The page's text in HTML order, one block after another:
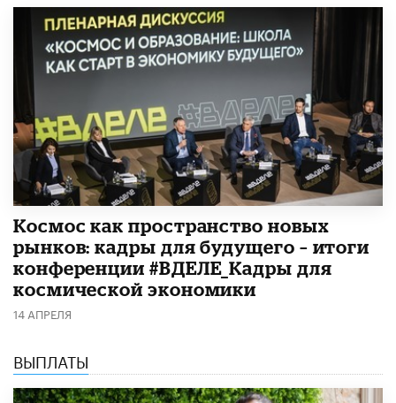
Космос как пространство новых
рынков: кадры для будущего – итоги
конференции #ВДЕЛЕ_Кадры для
космической экономики
14 АПРЕЛЯ
ВЫПЛАТЫ